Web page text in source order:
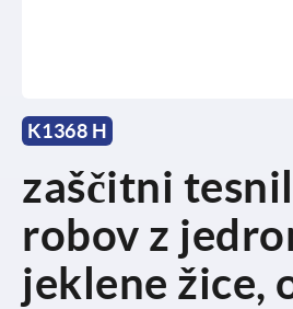
K1368 H
zaščitni
robov z
jeklene žice,